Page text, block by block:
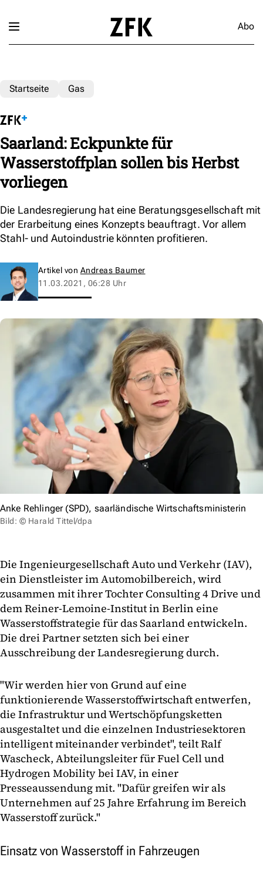
Abo
Startseite Gas
Saarland: Eckpunkte für
Wasserstoffplan sollen bis Herbst
vorliegen
Die Landesregierung hat eine Beratungsgesellschaft mit
der Erarbeitung eines Konzepts beauftragt. Vor allem
Stahl- und Autoindustrie könnten profitieren.
Artikel von Andreas Baumer
11.03.2021, 06:28 Uhr
Anke Rehlinger (SPD), saarländische Wirtschaftsministerin
Bild: © Harald Tittel/dpa
Die Ingenieurgesellschaft Auto und Verkehr (IAV),
ein Dienstleister im Automobilbereich, wird
zusammen mit ihrer Tochter Consulting 4 Drive und
dem Reiner-Lemoine-Institut in Berlin eine
Wasserstoffstrategie für das Saarland entwickeln.
Die drei Partner setzten sich bei einer
Ausschreibung der Landesregierung durch.
"Wir werden hier von Grund auf eine
funktionierende Wasserstoffwirtschaft entwerfen,
die Infrastruktur und Wertschöpfungsketten
ausgestaltet und die einzelnen Industriesektoren
intelligent miteinander verbindet", teilt Ralf
Wascheck, Abteilungsleiter für Fuel Cell und
Hydrogen Mobility bei IAV, in einer
Presseaussendung mit. "Dafür greifen wir als
Unternehmen auf 25 Jahre Erfahrung im Bereich
Wasserstoff zurück."
Einsatz von Wasserstoff in Fahrzeugen